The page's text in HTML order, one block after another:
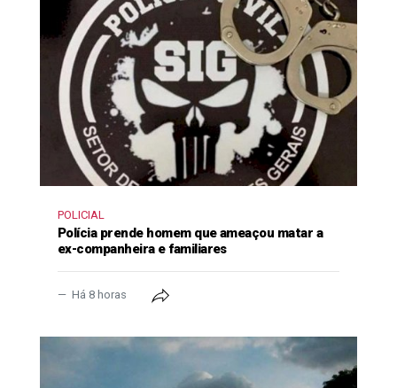
POLICIAL
Polícia prende homem que ameaçou matar a
ex-companheira e familiares
Há 8 horas